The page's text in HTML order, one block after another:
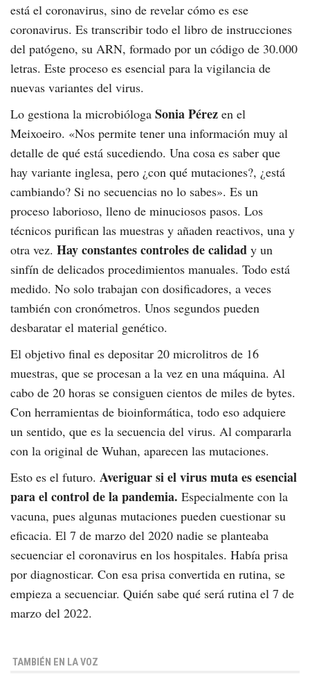
está el coronavirus, sino de revelar cómo es ese
coronavirus. Es transcribir todo el libro de instrucciones
del patógeno, su ARN, formado por un código de 30.000
letras. Este proceso es esencial para la vigilancia de
nuevas variantes del virus.
Lo gestiona la microbióloga Sonia Pérez en el
Meixoeiro. «Nos permite tener una información muy al
detalle de qué está sucediendo. Una cosa es saber que
hay variante inglesa, pero ¿con qué mutaciones?, ¿está
cambiando? Si no secuencias no lo sabes». Es un
proceso laborioso, lleno de minuciosos pasos. Los
técnicos purifican las muestras y añaden reactivos, una y
otra vez. Hay constantes controles de calidad y un
sinfín de delicados procedimientos manuales. Todo está
medido. No solo trabajan con dosificadores, a veces
también con cronómetros. Unos segundos pueden
desbaratar el material genético.
El objetivo final es depositar 20 microlitros de 16
muestras, que se procesan a la vez en una máquina. Al
cabo de 20 horas se consiguen cientos de miles de bytes.
Con herramientas de bioinformática, todo eso adquiere
un sentido, que es la secuencia del virus. Al compararla
con la original de Wuhan, aparecen las mutaciones.
Esto es el futuro. Averiguar si el virus muta es esencial
para el control de la pandemia. Especialmente con la
vacuna, pues algunas mutaciones pueden cuestionar su
eficacia. El 7 de marzo del 2020 nadie se planteaba
secuenciar el coronavirus en los hospitales. Había prisa
por diagnosticar. Con esa prisa convertida en rutina, se
empieza a secuenciar. Quién sabe qué será rutina el 7 de
marzo del 2022.
TAMBIÉN EN LA VOZ